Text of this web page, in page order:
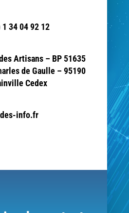
1 34 04 92 12
Artisans – BP 51635
de Gaulle – 95190
Cedex
info.fr